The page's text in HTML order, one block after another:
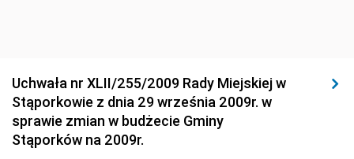
Dziennik Urzędowy Ministra Budownictwa i Przemysłu
Materiałów Budowlanych
Dziennik Urzędowy Ministra Infrastruktury i Rozwoju
Dziennik Urzędowy Głównego Inspektoratu Ochrony
Uchwała nr XLII/255/2009 Rady Miejskiej w
Stąporkowie z dnia 29 września 2009r. w
sprawie zmian w budżecie Gminy
Stąporków na 2009r.